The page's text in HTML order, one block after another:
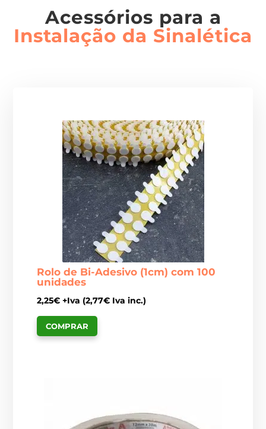
Acessórios para a
Instalação da Sinalética
Rolo de Bi-Adesivo (1cm) com 100
unidades
2,25€ +Iva (2,77€ Iva inc.)
COMPRAR